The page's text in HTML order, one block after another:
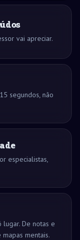
vai apreciar.
segundos, não
especialistas,
lugar. De notas e
mentais.